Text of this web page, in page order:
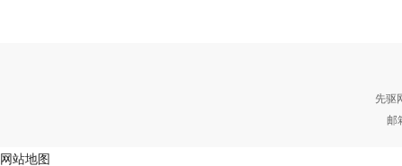
先驱
邮
网站地图